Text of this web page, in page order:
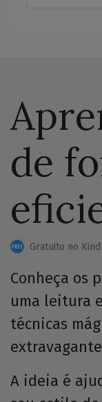
de
Gratuito no
Conheça os
uma leitura
técnicas
A ideia é